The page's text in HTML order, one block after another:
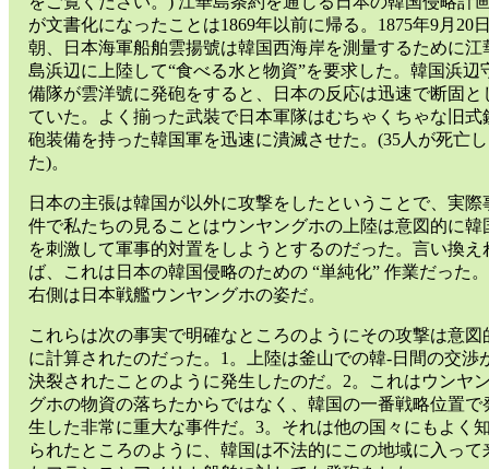
が文書化になったことは1869年以前に帰る。1875年9月20
朝、日本海軍船舶雲揚號は韓国西海岸を測量するために江
島浜辺に上陸して“食べる水と物資”を要求した。韓国浜辺
備隊が雲洋號に発砲をすると、日本の反応は迅速で断固と
ていた。よく揃った武裝で日本軍隊はむちゃくちゃな旧式
砲装備を持った韓国軍を迅速に潰滅させた。(35人が死亡し
た)。
日本の主張は韓国が以外に攻撃をしたということで、実際
件で私たちの見ることはウンヤングホの上陸は意図的に韓
を刺激して軍事的対置をしようとするのだった。言い換え
ば、これは日本の韓国侵略のための “単純化” 作業だった。
右側は日本戦艦ウンヤングホの姿だ。
これらは次の事実で明確なところのようにその攻撃は意図
に計算されたのだった。1。上陸は釜山での韓-日間の交渉
決裂されたことのように発生したのだ。2。これはウンヤ
グホの物資の落ちたからではなく、韓国の一番戦略位置で
生した非常に重大な事件だ。3。それは他の国々にもよく
られたところのように、韓国は不法的にこの地域に入って